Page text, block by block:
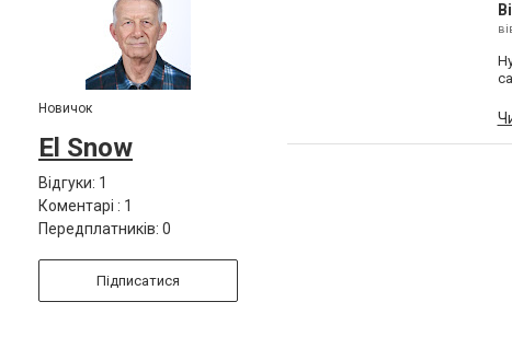
Новичок
El Snow
Відгуки: 1
Коментарі : 1
Передплатників: 0
Підписатися